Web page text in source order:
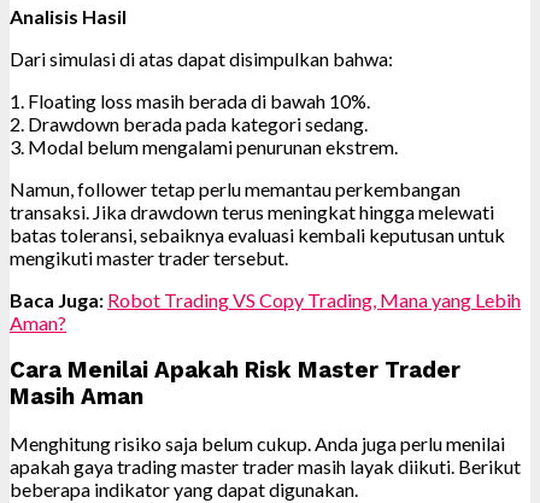
Analisis Hasil
Dari simulasi di atas dapat disimpulkan bahwa:
1. Floating loss masih berada di bawah 10%.
2. Drawdown berada pada kategori sedang.
3. Modal belum mengalami penurunan ekstrem.
Namun, follower tetap perlu memantau perkembangan
transaksi. Jika drawdown terus meningkat hingga melewati
batas toleransi, sebaiknya evaluasi kembali keputusan untuk
mengikuti master trader tersebut.
Baca Juga: Robot Trading VS Copy Trading, Mana yang Lebih
Aman?
Cara Menilai Apakah Risk Master Trader
Masih Aman
Menghitung risiko saja belum cukup. Anda juga perlu menilai
apakah gaya trading master trader masih layak diikuti. Berikut
beberapa indikator yang dapat digunakan.